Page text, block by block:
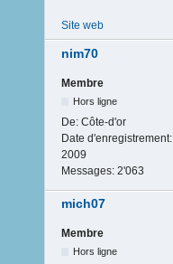
Site web
nim70
Membre
Hors ligne
De: Côte-d'or
Date d'enregistrement:
2009
Messages: 2'063
mich07
Membre
Hors ligne